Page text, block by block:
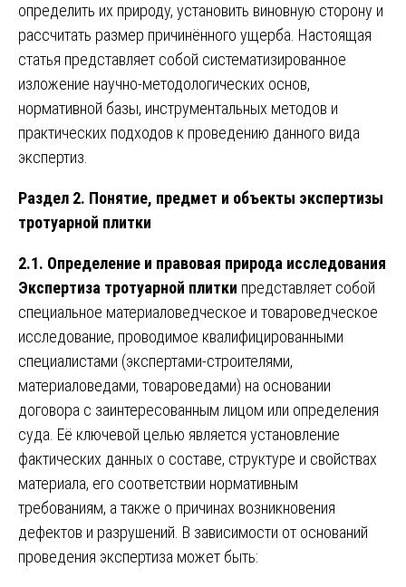
определить их природу, установить виновную сторону и
рассчитать размер причинённого ущерба. Настоящая
статья представляет собой систематизированное
изложение научно-методологических основ,
нормативной базы, инструментальных методов и
практических подходов к проведению данного вида
экспертиз.
Раздел 2. Понятие, предмет и объекты экспертизы
тротуарной плитки
2.1. Определение и правовая природа исследования
Экспертиза тротуарной плитки представляет собой
специальное материаловедческое и товароведческое
исследование, проводимое квалифицированными
специалистами (экспертами-строителями,
материаловедами, товароведами) на основании
договора с заинтересованным лицом или определения
суда. Её ключевой целью является установление
фактических данных о составе, структуре и свойствах
материала, его соответствии нормативным
требованиям, а также о причинах возникновения
дефектов и разрушений. В зависимости от оснований
проведения экспертиза может быть: